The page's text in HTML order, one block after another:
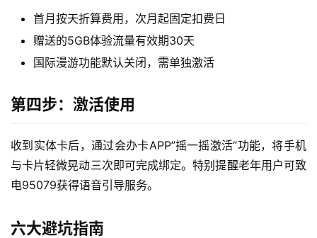
页
流
带
随
W
首月按天折算费用，次月起固定扣费日
赠送的5GB体验流量有效期30天
国际漫游功能默认关闭，需单独激活
第四步：激活使用
收到实体卡后，通过会办卡APP”摇一摇激活”功能，将手机
与卡片轻微晃动三次即可完成绑定。特别提醒老年用户可致
电95079获得语音引导服务。
六大避坑指南